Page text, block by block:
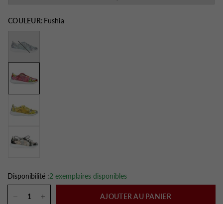
COULEUR: Fushia
Disponibilité :2 exemplaires disponibles
AJOUTER AU PANIER